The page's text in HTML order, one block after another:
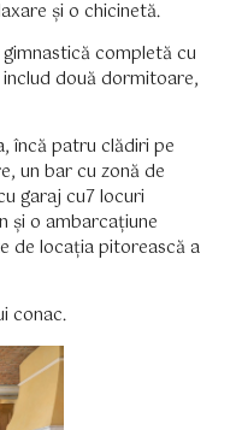
și o chicinetă.
completă cu
două dormitoare,
încă patru clădiri pe
un bar cu zonă de
garaj cu7 locuri
și o ambarcațiune
de locația pitorească a
conac.